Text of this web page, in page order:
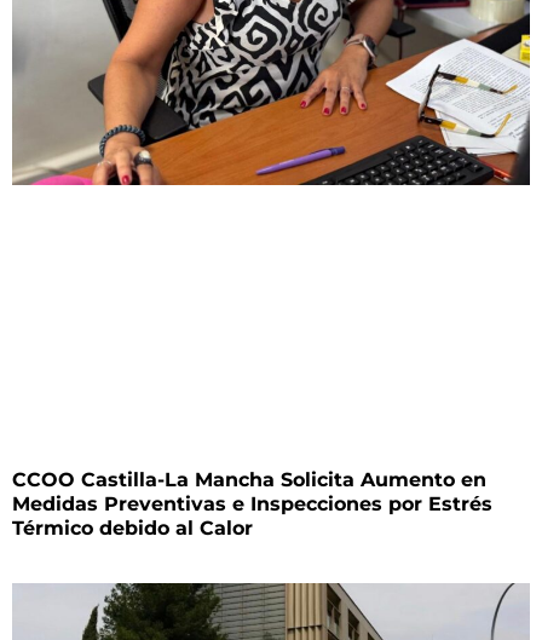
CCOO Castilla-La Mancha Solicita Aumento en
Medidas Preventivas e Inspecciones por Estrés
Térmico debido al Calor